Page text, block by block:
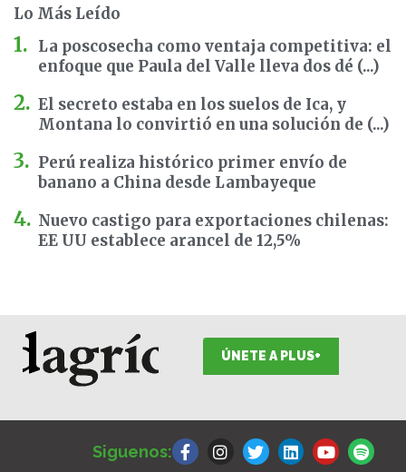
Lo Más Leído
La poscosecha como ventaja competitiva: el
enfoque que Paula del Valle lleva dos dé (...)
El secreto estaba en los suelos de Ica, y
Montana lo convirtió en una solución de (...)
Perú realiza histórico primer envío de
banano a China desde Lambayeque
Nuevo castigo para exportaciones chilenas:
EE UU establece arancel de 12,5%
ÚNETE A PLUS+
Siguenos:
a
c
n
s
w
i
i
n
o
u
p
o